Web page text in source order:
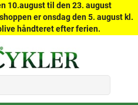
10.august til den 23. august
er onsdag den 5. august kl.
håndteret efter ferien.